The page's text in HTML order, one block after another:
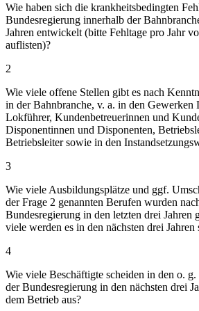
Wie haben sich die krankheitsbedingten
Bundesregierung innerhalb der
Jahren entwickelt (bitte Fehltage pro Jahr
auflisten)?
2
Wie viele offene Stellen gibt es nach
in der Bahnbranche, v. a. in den Gewerken
Lokführer, Kundenbetreuerinnen und
Disponentinnen und Disponenten,
Betriebsleiter sowie in den
3
Wie viele Ausbildungsplätze und ggf.
der Frage 2 genannten Berufen wurden
Bundesregierung in den letzten drei Jahren
viele werden es in den nächsten drei Jahren
4
Wie viele Beschäftigte scheiden in den o.
der Bundesregierung in den nächsten drei
dem Betrieb aus?